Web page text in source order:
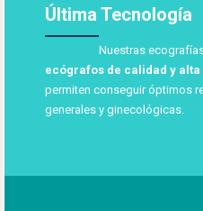
Última Tecnología
Nuestras
ecógrafos de calidad y
permiten conseguir óptimos
generales y ginecológicas.